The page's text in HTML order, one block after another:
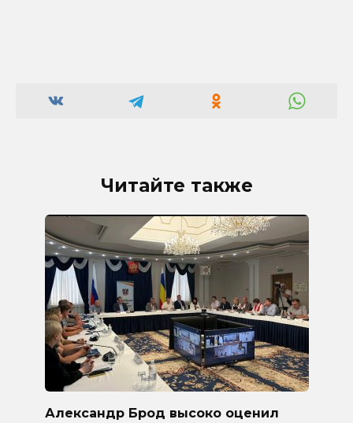
Читайте также
Александр Брод высоко оценил